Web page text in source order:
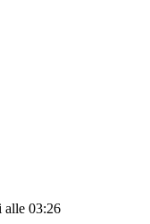
alle 03:26